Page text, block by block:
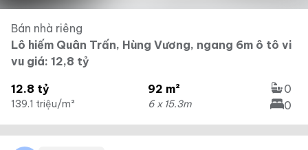
Bán nhà riêng
Lô hiếm Quân Trấn, Hùng Vương, ngang 6m ô tô vi
vu giá: 12,8 tỷ
12.8 tỷ
139.1 triệu/m²
92 m²
6 x 15.3m
0
0